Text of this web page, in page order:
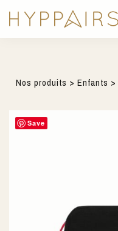
Nos produits > Enfants >
Save